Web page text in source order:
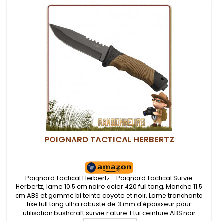
POIGNARD TACTICAL HERBERTZ
Poignard Tactical Herbertz - Poignard Tactical Survie
Herbertz, lame 10.5 cm noire acier 420 full tang. Manche 11.5
cm ABS et gomme bi teinte coyote et noir. Lame tranchante
fixe full tang ultra robuste de 3 mm d'épaisseur pour
utilisation bushcraft survie nature. Etui ceinture ABS noir